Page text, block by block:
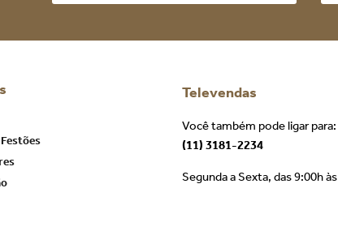
Televendas
Você também pode ligar para:
(11) 3181-2234
Segunda a Sexta, das 9:00h